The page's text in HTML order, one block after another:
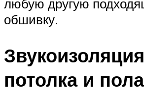
любую другую
обшивку.
потолка и пола